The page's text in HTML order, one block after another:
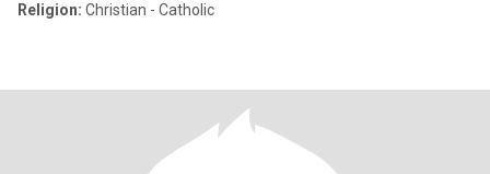
Religion: Christian - Catholic